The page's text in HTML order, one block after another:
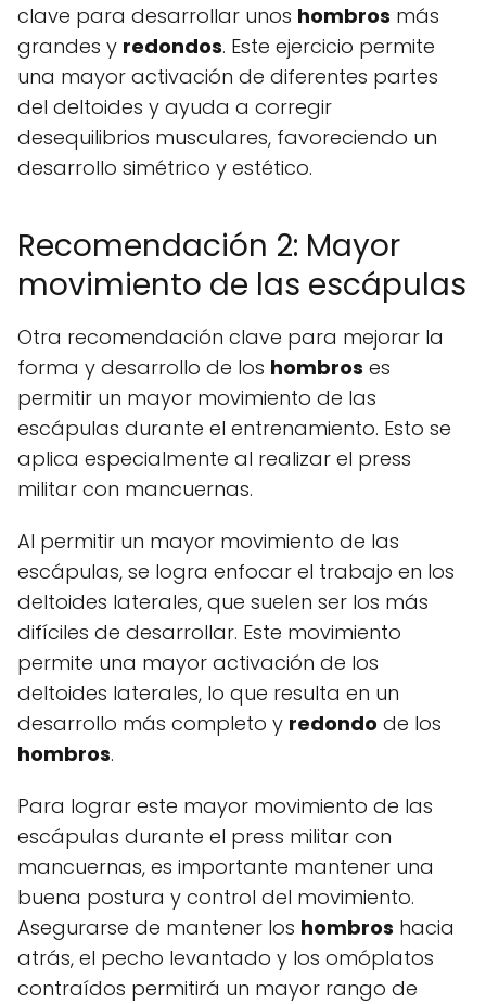
clave para desarrollar unos hombros más
grandes y redondos. Este ejercicio permite
una mayor activación de diferentes partes
del deltoides y ayuda a corregir
desequilibrios musculares, favoreciendo un
desarrollo simétrico y estético.
Recomendación 2: Mayor
movimiento de las escápulas
Otra recomendación clave para mejorar la
forma y desarrollo de los hombros es
permitir un mayor movimiento de las
escápulas durante el entrenamiento. Esto se
aplica especialmente al realizar el press
militar con mancuernas.
Al permitir un mayor movimiento de las
escápulas, se logra enfocar el trabajo en los
deltoides laterales, que suelen ser los más
difíciles de desarrollar. Este movimiento
permite una mayor activación de los
deltoides laterales, lo que resulta en un
desarrollo más completo y redondo de los
hombros.
Para lograr este mayor movimiento de las
escápulas durante el press militar con
mancuernas, es importante mantener una
buena postura y control del movimiento.
Asegurarse de mantener los hombros hacia
atrás, el pecho levantado y los omóplatos
contraídos permitirá un mayor rango de